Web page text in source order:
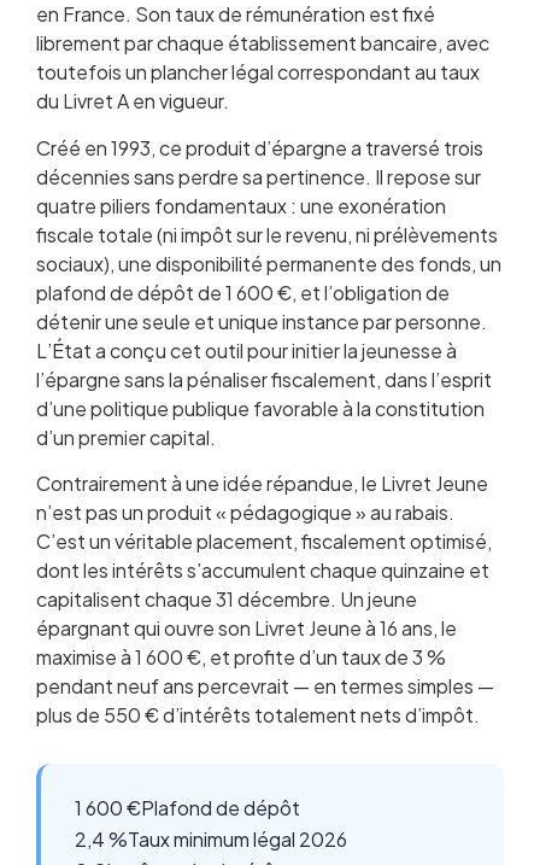
en France. Son taux de rémunération est fixé
librement par chaque établissement bancaire, avec
toutefois un plancher légal correspondant au taux
du Livret A en vigueur.
Créé en 1993, ce produit d’épargne a traversé trois
décennies sans perdre sa pertinence. Il repose sur
quatre piliers fondamentaux : une exonération
fiscale totale (ni impôt sur le revenu, ni prélèvements
sociaux), une disponibilité permanente des fonds, un
plafond de dépôt de 1 600 €, et l’obligation de
détenir une seule et unique instance par personne.
L’État a conçu cet outil pour initier la jeunesse à
l’épargne sans la pénaliser fiscalement, dans l’esprit
d’une politique publique favorable à la constitution
d’un premier capital.
Contrairement à une idée répandue, le Livret Jeune
n’est pas un produit « pédagogique » au rabais.
C’est un véritable placement, fiscalement optimisé,
dont les intérêts s’accumulent chaque quinzaine et
capitalisent chaque 31 décembre. Un jeune
épargnant qui ouvre son Livret Jeune à 16 ans, le
maximise à 1 600 €, et profite d’un taux de 3 %
pendant neuf ans percevrait — en termes simples —
plus de 550 € d’intérêts totalement nets d’impôt.
1 600 €Plafond de dépôt
2,4 %Taux minimum légal 2026